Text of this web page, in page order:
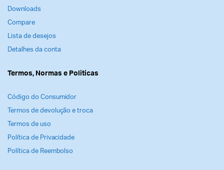
Downloads
Compare
Lista de desejos
Detalhes da conta
Termos, Normas e Politicas
Código do Consumidor
Termos de devolução e troca
Termos de uso
Política de Privacidade
Política de Reembolso